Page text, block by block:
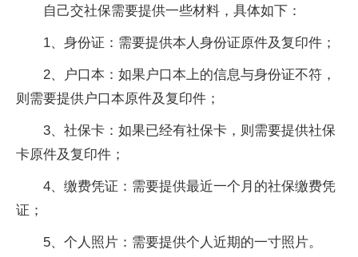
自己交社保需要提供一些材料，具体如下：
1、身份证：需要提供本人身份证原件及复印件；
2、户口本：如果户口本上的信息与身份证不符，
则需要提供户口本原件及复印件；
3、社保卡：如果已经有社保卡，则需要提供社保
卡原件及复印件；
4、缴费凭证：需要提供最近一个月的社保缴费凭
证；
5、个人照片：需要提供个人近期的一寸照片。